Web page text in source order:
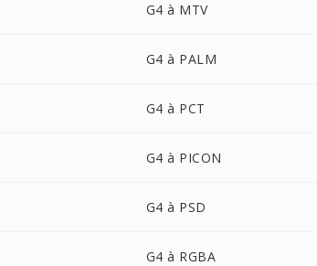
G4 à MTV
G4 à PALM
G4 à PCT
G4 à PICON
G4 à PSD
G4 à RGBA